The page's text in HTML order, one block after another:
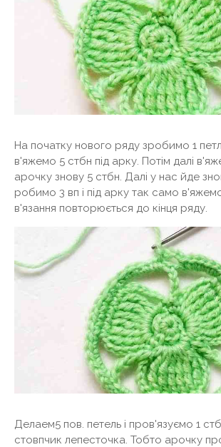
На початку нового ряду зробимо 1
в'яжемо 5 стбн під арку. Потім далі
арочку знову 5 стбн. Далі у нас йде
робимо 3 вп і під арку так само
в'язання повторюється до кінця ряду.
Делаем5 пов. петель і пров'язуємо 1
стовпчик лепесточка. Тобто арочку